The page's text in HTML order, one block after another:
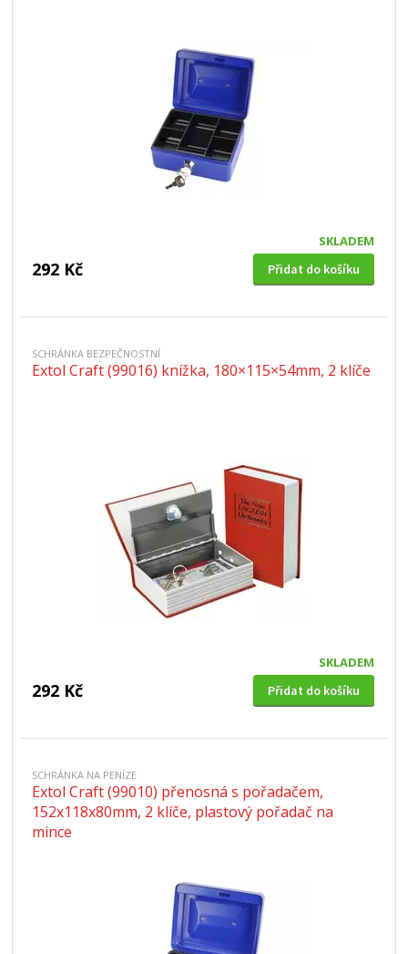
SKLADEM
292 Kč Přidat do košíku
SCHRÁNKA BEZPEČNOSTNÍ
Extol Craft (99016) knížka, 180×115×54mm, 2 klíče
SKLADEM
292 Kč Přidat do košíku
SCHRÁNKA NA PENÍZE
Extol Craft (99010) přenosná s pořadačem,
152x118x80mm, 2 klíče, plastový pořadač na
mince